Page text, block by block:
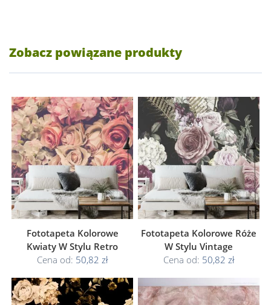
Zobacz powiązane produkty
Fototapeta Kolorowe
Kwiaty W Stylu Retro
Cena od: 50,82 zł
Fototapeta Kolorowe Róże
W Stylu Vintage
Cena od: 50,82 zł